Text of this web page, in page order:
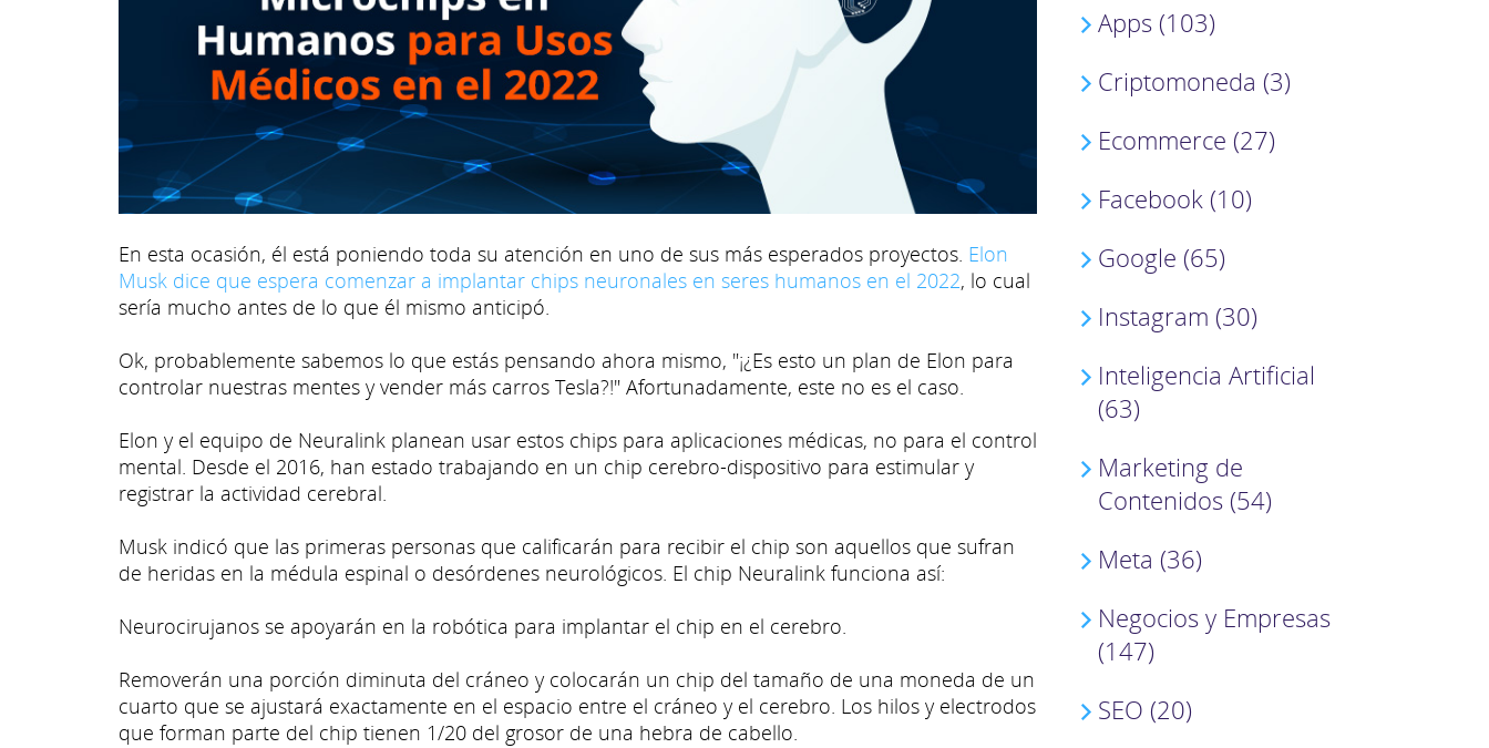
En esta ocasión, él está poniendo toda su atención en uno de sus más esperados proyectos. Elon
Musk dice que espera comenzar a implantar chips neuronales en seres humanos en el 2022, lo cual
sería mucho antes de lo que él mismo anticipó.
Ok, probablemente sabemos lo que estás pensando ahora mismo, "¡¿Es esto un plan de Elon para
controlar nuestras mentes y vender más carros Tesla?!" Afortunadamente, este no es el caso.
Elon y el equipo de Neuralink planean usar estos chips para aplicaciones médicas, no para el control
mental. Desde el 2016, han estado trabajando en un chip cerebro-dispositivo para estimular y
registrar la actividad cerebral.
Musk indicó que las primeras personas que calificarán para recibir el chip son aquellos que sufran
de heridas en la médula espinal o desórdenes neurológicos. El chip Neuralink funciona así:
Neurocirujanos se apoyarán en la robótica para implantar el chip en el cerebro.
Removerán una porción diminuta del cráneo y colocarán un chip del tamaño de una moneda de un
cuarto que se ajustará exactamente en el espacio entre el cráneo y el cerebro. Los hilos y electrodos
que forman parte del chip tienen 1/20 del grosor de una hebra de cabello.
Apps (103)
Criptomoneda (3)
Ecommerce (27)
Facebook (10)
Google (65)
Instagram (30)
Inteligencia Artificial
(63)
Marketing de
Contenidos (54)
Meta (36)
Negocios y Empresas
(147)
SEO (20)